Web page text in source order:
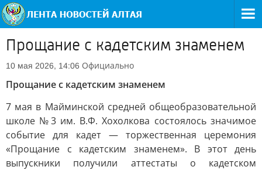
Прощание с кадетским знаменем
10 мая 2026, 14:06 Официально
Прощание с кадетским знаменем
7 мая в Майминской средней общеобразовательной
школе №3 им. В.Ф. Хохолкова состоялось значимое
событие для кадет — торжественная церемония
«Прощание с кадетским знаменем». В этот день
выпускники получили аттестаты о кадетском